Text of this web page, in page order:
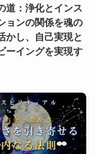
道：浄化とインス
ョンの関係を魂の
かし、自己実現と
ーイングを実現す